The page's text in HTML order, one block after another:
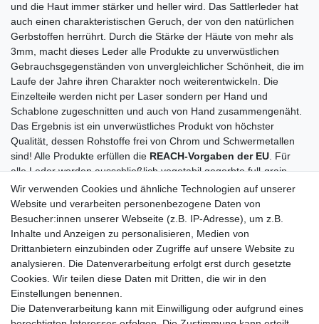
und die Haut immer stärker und heller wird. Das Sattlerleder hat
auch einen charakteristischen Geruch, der von den natürlichen
Gerbstoffen herrührt. Durch die Stärke der Häute von mehr als
3mm, macht dieses Leder alle Produkte zu unverwüstlichen
Gebrauchsgegenständen von unvergleichlicher Schönheit, die im
Laufe der Jahre ihren Charakter noch weiterentwickeln. Die
Einzelteile werden nicht per Laser sondern per Hand und
Schablone zugeschnitten und auch von Hand zusammengenäht.
Das Ergebnis ist ein unverwüstliches Produkt von höchster
Qualität, dessen Rohstoffe frei von Chrom und Schwermetallen
sind! Alle Produkte erfüllen die REACH-Vorgaben der EU. Für
alle Leder werden ausschließlich vegetabil gegerbte full-grain
Leder verwendet d.h. alle Artikel werden aus einer ganzen Haut
gefertigt. Diese schweren Sattlerleder entfalten ihren ganz
eigenen Charakter und durch die einzigartige Patina wird mit den
Jahren jede Tasche zu einem geliebten Unikat.
Der soziale Aspekt:Alle Produktions-Partner sind nachSocial
Accountability SA 8000zertifiziert, einem der strengsten,
weltweiten Standards für soziale Verantwortung am Arbeitsplatz.
Wir verwenden Cookies und ähnliche Technologien auf unserer
Website und verarbeiten personenbezogene Daten von
Besucher:innen unserer Webseite (z.B. IP-Adresse), um z.B.
Inhalte und Anzeigen zu personalisieren, Medien von
Drittanbietern einzubinden oder Zugriffe auf unsere Website zu
analysieren. Die Datenverarbeitung erfolgt erst durch gesetzte
Cookies. Wir teilen diese Daten mit Dritten, die wir in den
Einstellungen benennen.
Die Datenverarbeitung kann mit Einwilligung oder aufgrund eines